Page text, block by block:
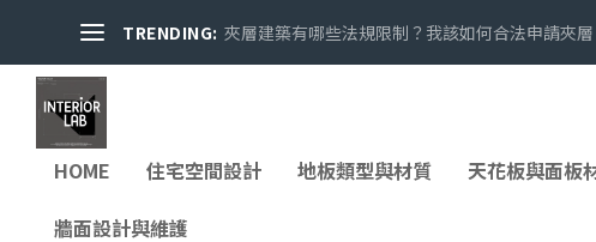
TRENDING: 夾層建築有哪些法規限制？我該如何合法申請夾層
HOME 住宅空間設計 地板類型與材質 天花板與面板
牆面設計與維護